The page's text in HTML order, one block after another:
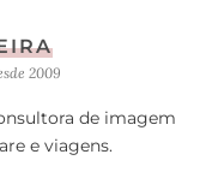
2009
de imagem
e viagens.